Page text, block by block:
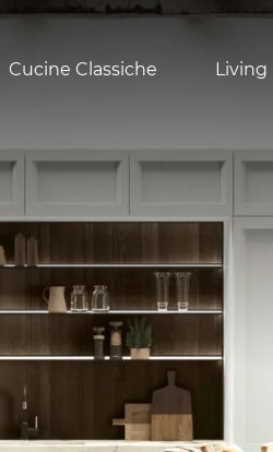
Cucine Classiche Living